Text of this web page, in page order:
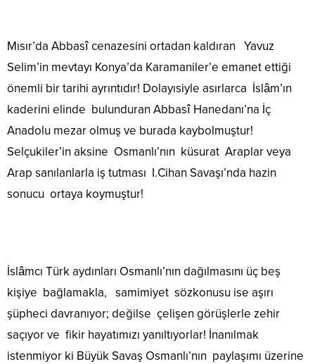
Mısır’da Abbasî cenazesini ortadan kaldıran Yavuz
Selim’in mevtayı Konya’da Karamaniler’e emanet ettiği
önemli bir tarihi ayrıntıdır! Dolayısiyle asırlarca İslâm’ın
kaderini elinde bulunduran Abbasî Hanedanı’na İç
Anadolu mezar olmuş ve burada kaybolmuştur!
Selçukiler’in aksine Osmanlı’nın küsurat Araplar veya
Arap sanılanlarla iş tutması I.Cihan Savaşı’nda hazin
sonucu ortaya koymuştur!
İslâmcı Türk aydınları Osmanlı’nın dağılmasını üç beş
kişiye bağlamakla, samimiyet sözkonusu ise aşırı
şüpheci davranıyor; değilse çelişen görüşlerle zehir
saçıyor ve fikir hayatımızı yanıltıyorlar! İnanılmak
istenmiyor ki Büyük Savaş Osmanlı’nın paylaşımı üzerine